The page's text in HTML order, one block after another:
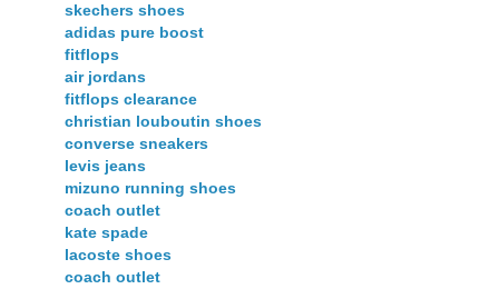
skechers shoes
adidas pure boost
fitflops
air jordans
fitflops clearance
christian louboutin shoes
converse sneakers
levis jeans
mizuno running shoes
coach outlet
kate spade
lacoste shoes
coach outlet